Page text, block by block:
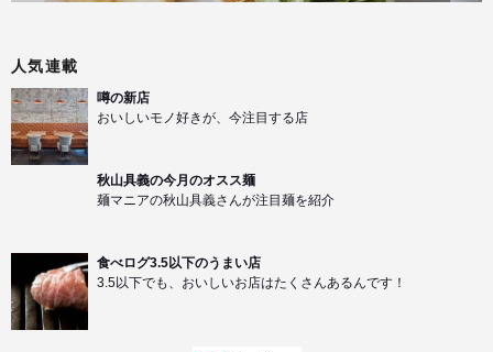
人気連載
噂の新店
おいしいモノ好きが、今注目する店
秋山具義の今月のオスス麺
麺マニアの秋山具義さんが注目麺を紹介
食べログ3.5以下のうまい店
3.5以下でも、おいしいお店はたくさんあるんです！